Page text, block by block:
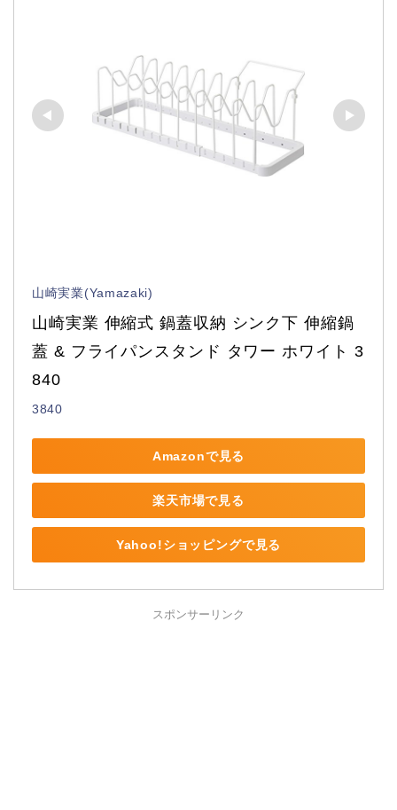
山崎実業(Yamazaki)
山崎実業 伸縮式 鍋蓋収納 シンク下 伸縮鍋
蓋 & フライパンスタンド タワー ホワイト 3
840
3840
Amazonで見る
楽天市場で見る
Yahoo!ショッピングで見る
スポンサーリンク